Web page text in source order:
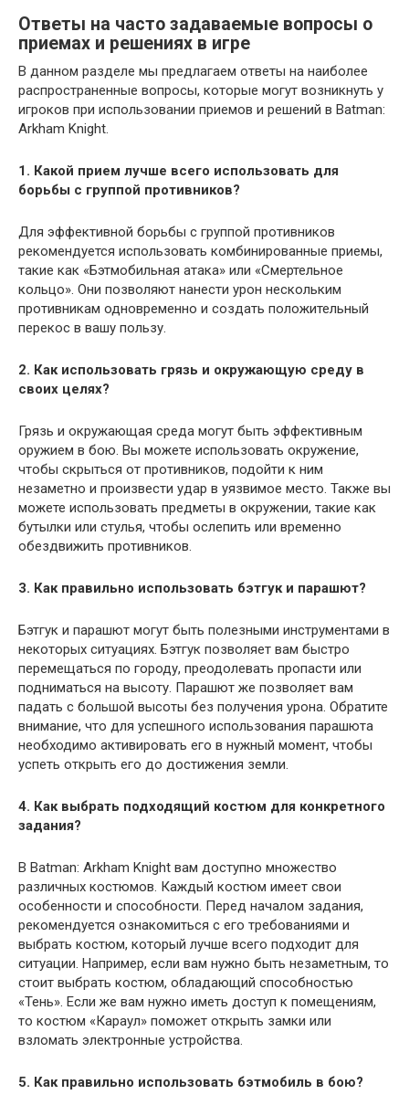
Ответы на часто задаваемые вопросы о
приемах и решениях в игре
В данном разделе мы предлагаем ответы на наиболее
распространенные вопросы, которые могут возникнуть у
игроков при использовании приемов и решений в Batman:
Arkham Knight.
1. Какой прием лучше всего использовать для
борьбы с группой противников?
Для эффективной борьбы с группой противников
рекомендуется использовать комбинированные приемы,
такие как «Бэтмобильная атака» или «Смертельное
кольцо». Они позволяют нанести урон нескольким
противникам одновременно и создать положительный
перекос в вашу пользу.
2. Как использовать грязь и окружающую среду в
своих целях?
Грязь и окружающая среда могут быть эффективным
оружием в бою. Вы можете использовать окружение,
чтобы скрыться от противников, подойти к ним
незаметно и произвести удар в уязвимое место. Также вы
можете использовать предметы в окружении, такие как
бутылки или стулья, чтобы ослепить или временно
обездвижить противников.
3. Как правильно использовать бэтгук и парашют?
Бэтгук и парашют могут быть полезными инструментами в
некоторых ситуациях. Бэтгук позволяет вам быстро
перемещаться по городу, преодолевать пропасти или
подниматься на высоту. Парашют же позволяет вам
падать с большой высоты без получения урона. Обратите
внимание, что для успешного использования парашюта
необходимо активировать его в нужный момент, чтобы
успеть открыть его до достижения земли.
4. Как выбрать подходящий костюм для конкретного
задания?
В Batman: Arkham Knight вам доступно множество
различных костюмов. Каждый костюм имеет свои
особенности и способности. Перед началом задания,
рекомендуется ознакомиться с его требованиями и
выбрать костюм, который лучше всего подходит для
ситуации. Например, если вам нужно быть незаметным, то
стоит выбрать костюм, обладающий способностью
«Тень». Если же вам нужно иметь доступ к помещениям,
то костюм «Караул» поможет открыть замки или
взломать электронные устройства.
5. Как правильно использовать бэтмобиль в бою?